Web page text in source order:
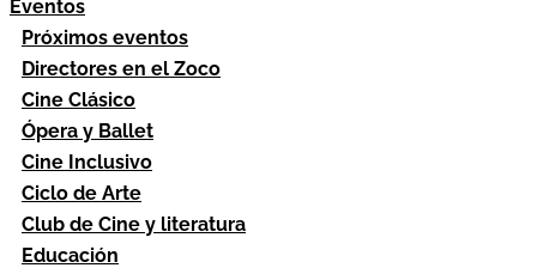
Eventos
Próximos eventos
Directores en el Zoco
Cine Clásico
Ópera y Ballet
Cine Inclusivo
Ciclo de Arte
Club de Cine y literatura
Educación